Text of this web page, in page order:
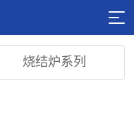
烧结炉系列